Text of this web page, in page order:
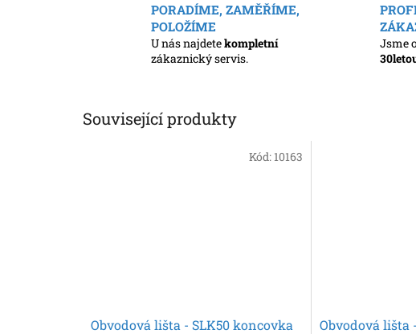
PORADÍME, ZAMĚŘÍME,
POLOŽÍME
U nás najdetekompletní
zákaznický servis.
Jsme
Související produkty
Obvodová lišta - SLK50 koncovka
Kód: 10163
Obvodová lišta